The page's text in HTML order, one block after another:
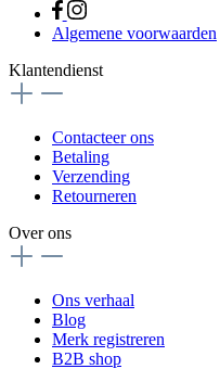
Algemene voorwaarden
Klantendienst
Contacteer ons
Betaling
Verzending
Retourneren
Over ons
Ons verhaal
Blog
Merk registreren
B2B shop